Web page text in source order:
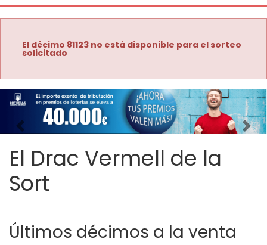
El décimo 81123 no está disponible para el sorteo
solicitado
Imagen anterior
El Drac Vermell de la
Sort
Últimos décimos a la venta